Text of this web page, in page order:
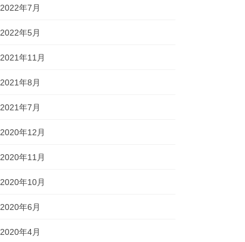
2022年7月
2022年5月
2021年11月
2021年8月
2021年7月
2020年12月
2020年11月
2020年10月
2020年6月
2020年4月